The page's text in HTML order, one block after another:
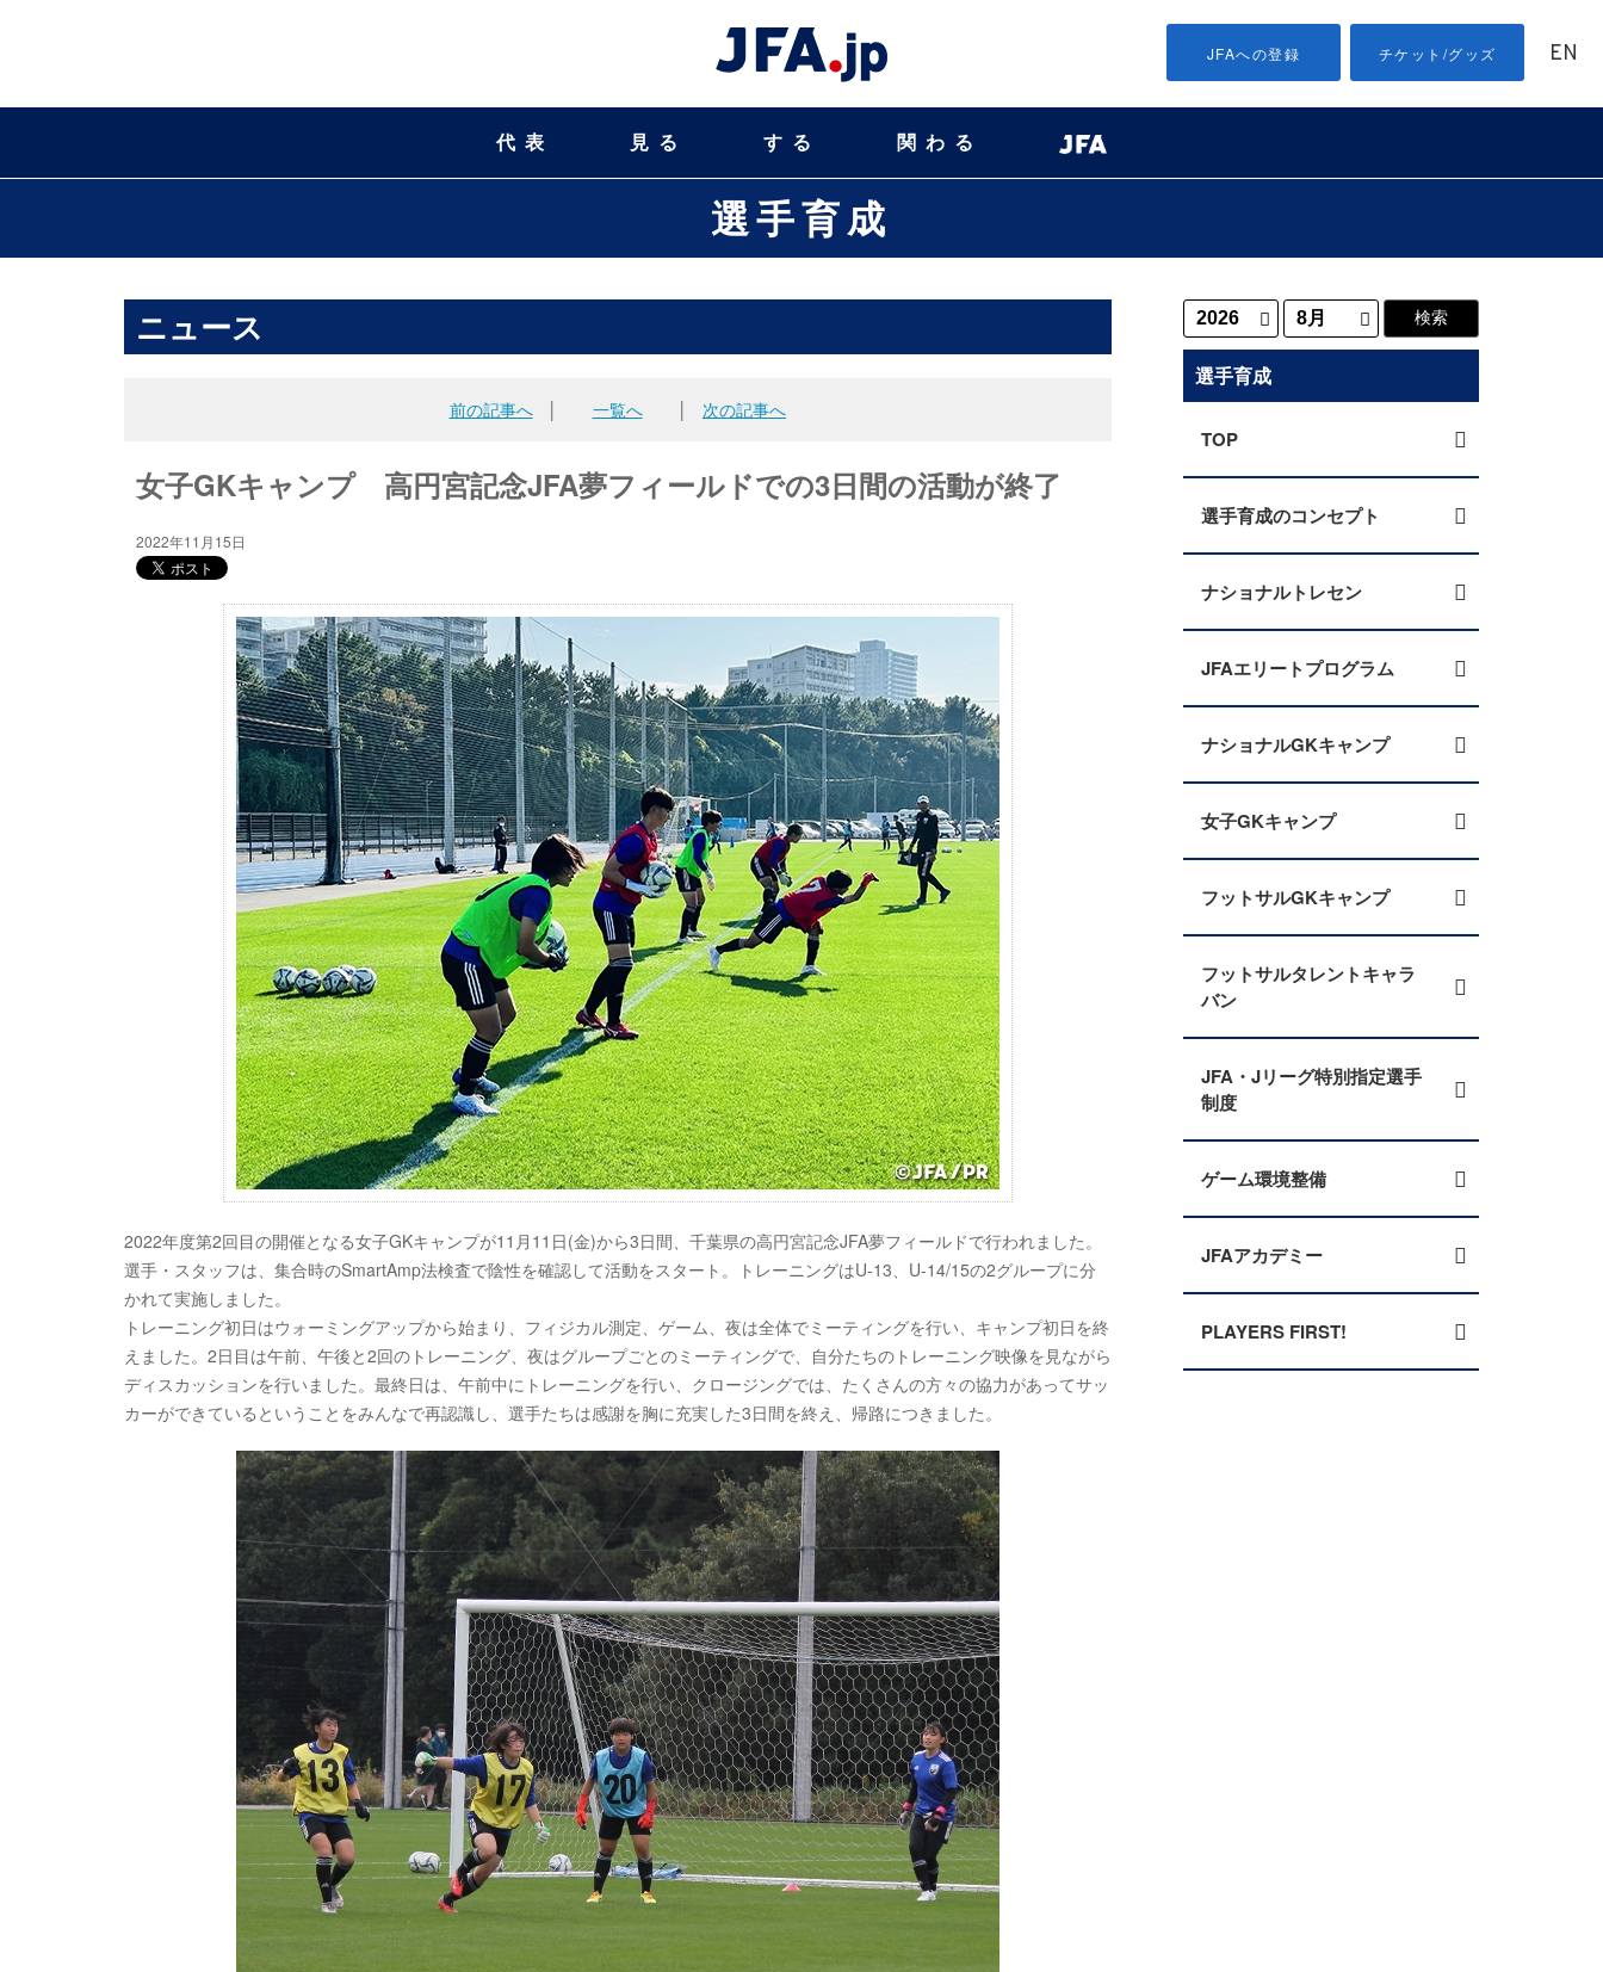
JFAへの登録 チケット/グッズ EN
代表 見る する 関わる
選手育成
ニュース
前の記事へ│ 一覧へ 次の記事へ
女子GKキャンプ 高円宮記念JFA夢フィールドでの3日間の活動が終了
2022年11月15日
2022年度第2回目の開催となる女子GKキャンプが11月11日(金)から3日間、千葉県の高円宮記念JFA夢フィールドで行われました。
選手・スタッフは、集合時のSmartAmp法検査で陰性を確認して活動をスタート。トレーニングはU-13、U-14/15の2グループに分
かれて実施しました。
トレーニング初日はウォーミングアップから始まり、フィジカル測定、ゲーム、夜は全体でミーティングを行い、キャンプ初日を終
えました。2日目は午前、午後と2回のトレーニング、夜はグループごとのミーティングで、自分たちのトレーニング映像を見ながら
ディスカッションを行いました。最終日は、午前中にトレーニングを行い、クロージングでは、たくさんの方々の協力があってサッ
カーができているということをみんなで再認識し、選手たちは感謝を胸に充実した3日間を終え、帰路につきました。
選手育成
TOP
選手育成のコンセプト
ナショナルトレセン
JFAエリートプログラム
ナショナルGKキャンプ
女子GKキャンプ
フットサルGKキャンプ
フットサルタレントキャラ
バン
JFA・Jリーグ特別指定選手
制度
ゲーム環境整備
JFAアカデミー
PLAYERS FIRST!